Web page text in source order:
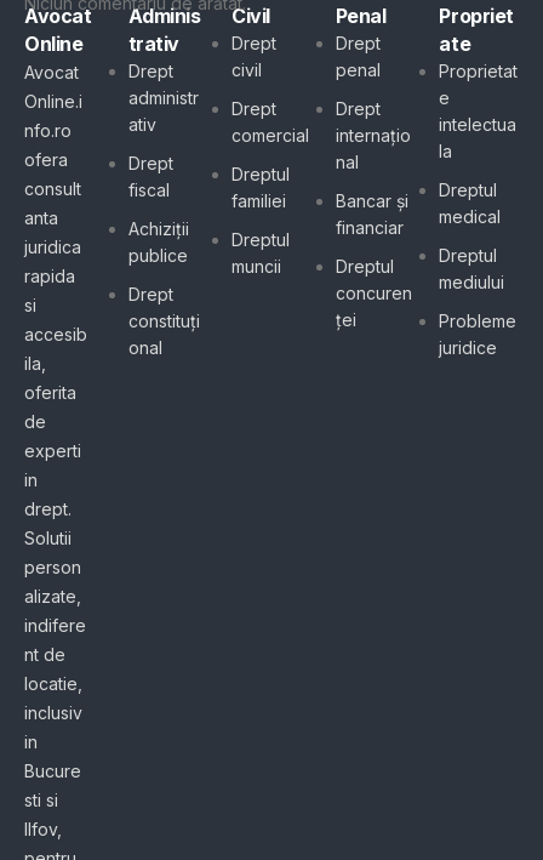
Avocat
Online
Avocat
Online.i
nfo.ro
ofera
consult
anta
juridica
rapida
si
accesib
ila,
oferita
de
experti
in
drept.
Solutii
person
alizate,
indifere
nt de
locatie,
inclusiv
in
Bucure
sti si
Ilfov,
Adminis
trativ
Drept
administr
ativ
Drept
fiscal
Achiziții
publice
Drept
constituți
onal
Civil
Drept
civil
Drept
comercial
Dreptul
familiei
Dreptul
muncii
Penal
Drept
penal
Drept
internațio
nal
Bancar și
financiar
Dreptul
concuren
ței
Propriet
ate
Proprietat
e
intelectua
la
Dreptul
medical
Dreptul
mediului
Probleme
juridice